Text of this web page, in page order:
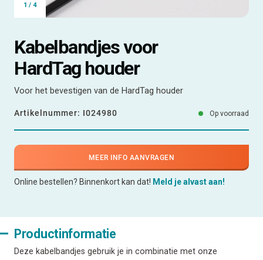
1 / 4
Kabelbandjes voor
HardTag houder
Voor het bevestigen van de HardTag houder
Artikelnummer: I024980 Op voorraad
MEER INFO AANVRAGEN
Online bestellen? Binnenkort kan dat! Meld je alvast aan!
Productinformatie
Deze kabelbandjes gebruik je in combinatie met onze